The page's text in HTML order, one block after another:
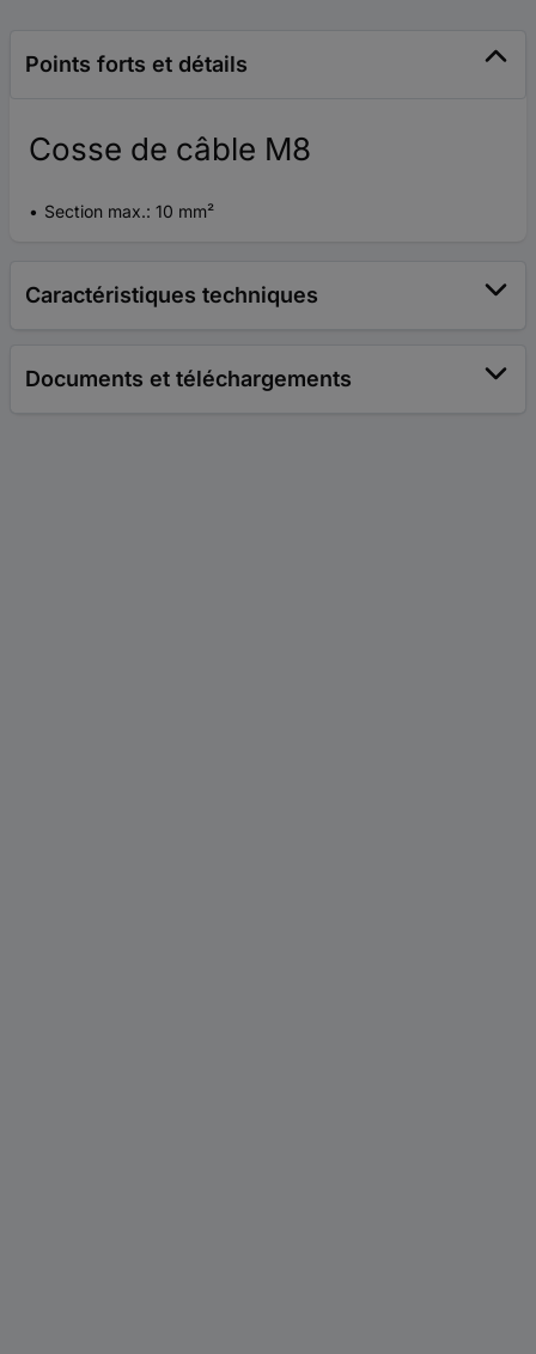
Points forts et détails
Cosse de câble M8
Section max.: 10 mm²
Caractéristiques techniques
Documents et téléchargements